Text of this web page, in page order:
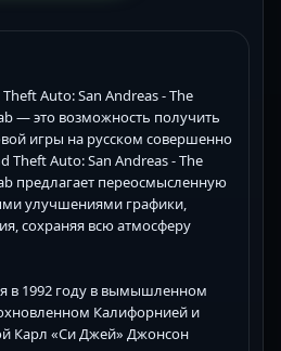
Auto: San Andreas - The
— это возможность получить
игры на русском совершенно
Theft Auto: San Andreas - The
предлагает переосмысленную
улучшениями графики,
сохраняя всю атмосферу
в 1992 году в вымышленном
Калифорнией и
Карл «Си Джей» Джонсон